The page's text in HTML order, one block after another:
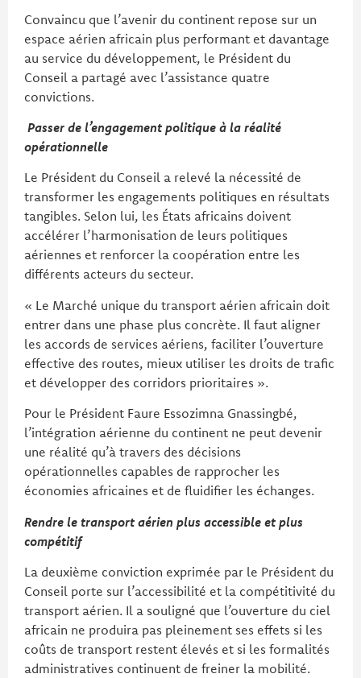
Convaincu que l’avenir du continent repose sur un
espace aérien africain plus performant et davantage
au service du développement, le Président du
Conseil a partagé avec l’assistance quatre
convictions.
Passer de l’engagement politique à la réalité
opérationnelle
Le Président du Conseil a relevé la nécessité de
transformer les engagements politiques en résultats
tangibles. Selon lui, les États africains doivent
accélérer l’harmonisation de leurs politiques
aériennes et renforcer la coopération entre les
différents acteurs du secteur.
« Le Marché unique du transport aérien africain doit
entrer dans une phase plus concrète. Il faut aligner
les accords de services aériens, faciliter l’ouverture
effective des routes, mieux utiliser les droits de trafic
et développer des corridors prioritaires ».
Pour le Président Faure Essozimna Gnassingbé,
l’intégration aérienne du continent ne peut devenir
une réalité qu’à travers des décisions
opérationnelles capables de rapprocher les
économies africaines et de fluidifier les échanges.
Rendre le transport aérien plus accessible et plus
compétitif
La deuxième conviction exprimée par le Président du
Conseil porte sur l’accessibilité et la compétitivité du
transport aérien. Il a souligné que l’ouverture du ciel
africain ne produira pas pleinement ses effets si les
coûts de transport restent élevés et si les formalités
administratives continuent de freiner la mobilité.